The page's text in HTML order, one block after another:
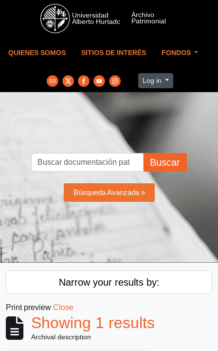
Skip to main content
QUIENES SOMOS SITIOS DE INTERÉS FONDOS
Log in
Buscar
Búsqueda Avanzada »
Narrow your results by:
Print preview Close
Showing 1 results
Archival description